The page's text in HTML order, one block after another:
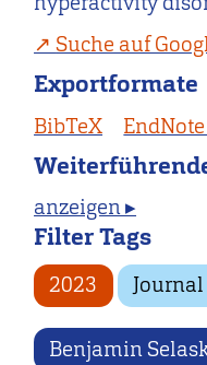
Suche auf
Exportformate
BibTeX
anzeigen ▸
Filter Tags
2023
Benjamin